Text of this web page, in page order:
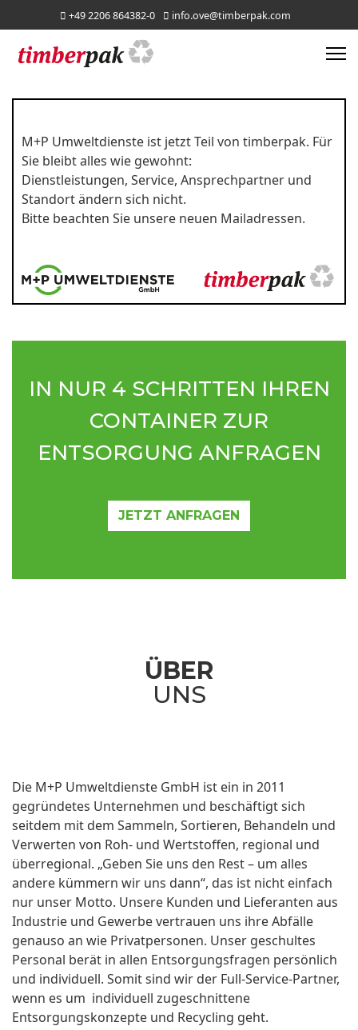
+49 2206 864382-0 info.ove@timberpak.com
M+P Umweltdienste ist jetzt Teil von timberpak. Für
Sie bleibt alles wie gewohnt:
Dienstleistungen, Service, Ansprechpartner und
Standort ändern sich nicht.
Bitte beachten Sie unsere neuen Mailadressen.
IN NUR 4 SCHRITTEN IHREN
CONTAINER ZUR
ENTSORGUNG ANFRAGEN
JETZT ANFRAGEN
ÜBER
UNS
Die M+P Umweltdienste GmbH ist ein in 2011
gegründetes Unternehmen und beschäftigt sich
seitdem mit dem Sammeln, Sortieren, Behandeln und
Verwerten von Roh- und Wertstoffen, regional und
überregional. „Geben Sie uns den Rest – um alles
andere kümmern wir uns dann“, das ist nicht einfach
nur unser Motto. Unsere Kunden und Lieferanten aus
Industrie und Gewerbe vertrauen uns ihre Abfälle
genauso an wie Privatpersonen. Unser geschultes
Personal berät in allen Entsorgungsfragen persönlich
und individuell. Somit sind wir der Full-Service-Partner,
wenn es um individuell zugeschnittene
Entsorgungskonzepte und Recycling geht.